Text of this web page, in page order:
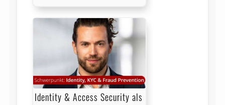
Identity & Access Security als